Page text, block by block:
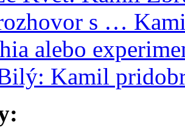
s …
alebo
Kamil